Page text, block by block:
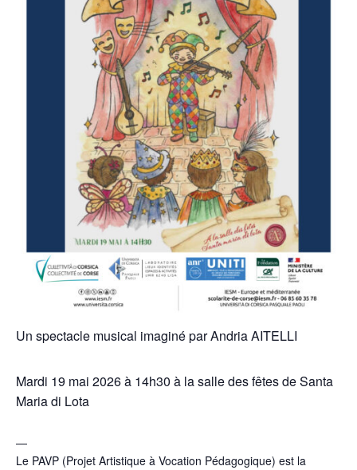
Un spectacle musical imaginé par Andria AITELLI
Mardi 19 mai 2026 à 14h30 à la salle des fêtes de Santa
Maria di Lota
—
Le PAVP (Projet Artistique à Vocation Pédagogique) est la